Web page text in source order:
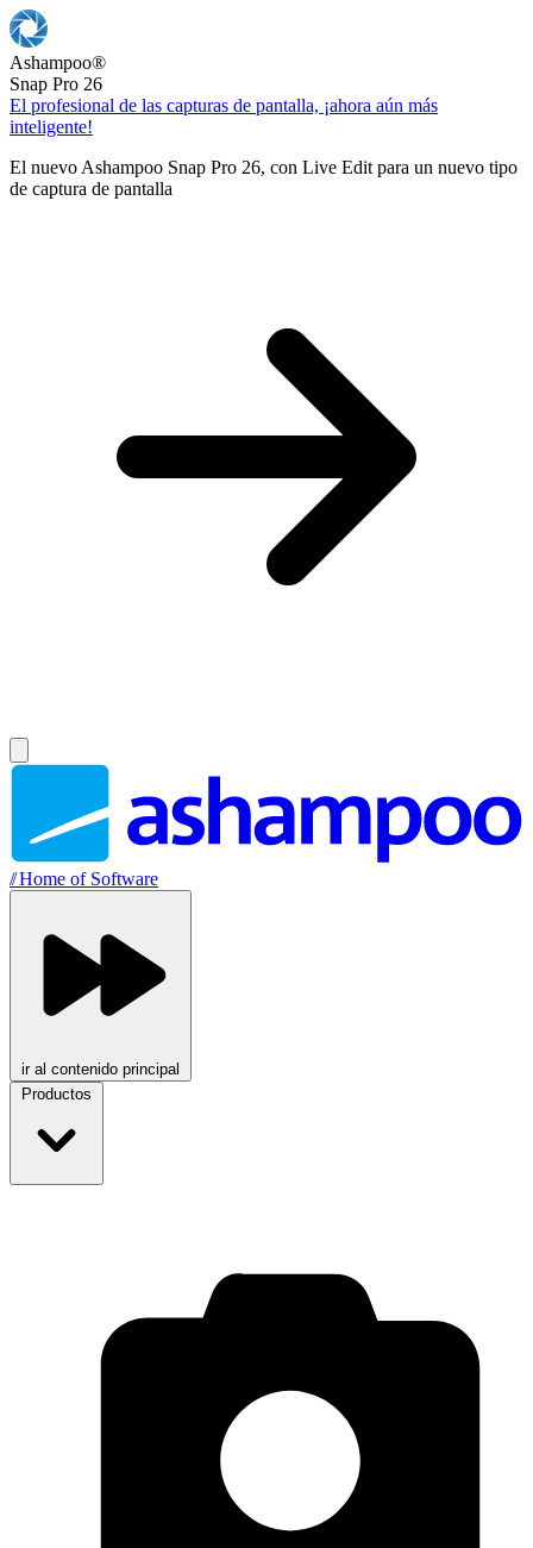
Ashampoo®
Snap Pro 26
El profesional de las capturas de pantalla, ¡ahora aún más
inteligente!
El nuevo Ashampoo Snap Pro 26, con Live Edit para un nuevo tipo
de captura de pantalla
//Home of Software
ir al contenido principal
Productos